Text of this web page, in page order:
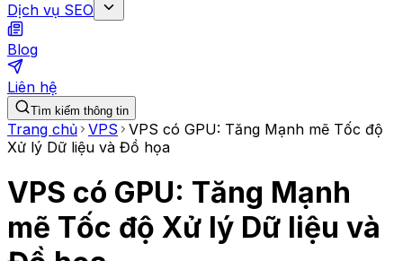
Dịch vụ SEO
Blog
Liên hệ
Tìm kiếm thông tin
Trang chủ VPS
VPS có GPU: Tăng Mạnh mẽ Tốc độ
Xử lý Dữ liệu và Đồ họa
VPS có GPU: Tăng Mạnh
mẽ Tốc độ Xử lý Dữ liệu và